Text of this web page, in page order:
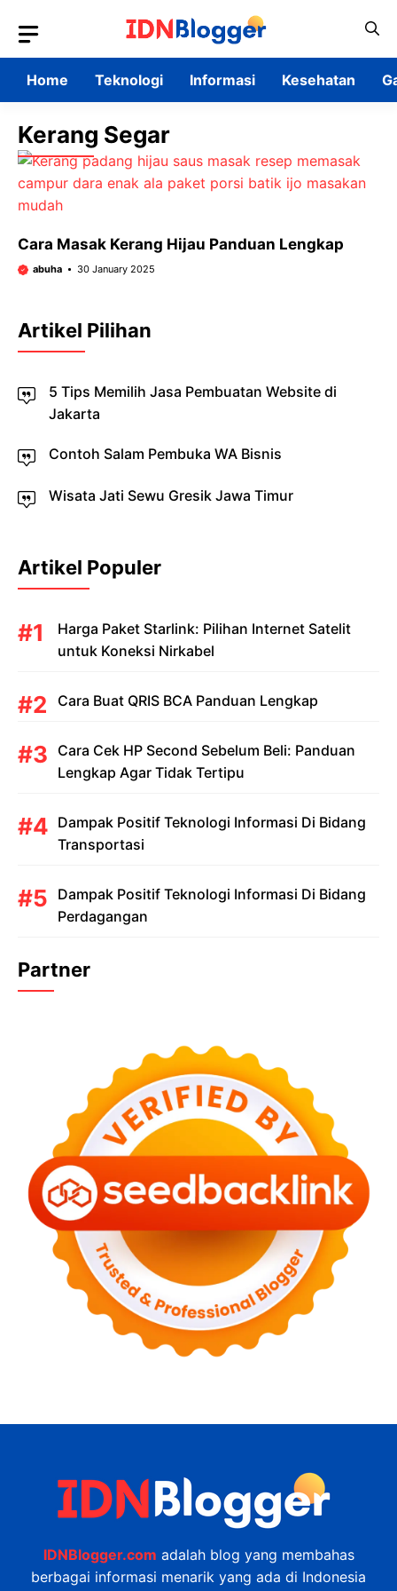
content
Home
Teknologi Informasi Kesehatan
Kerang Segar
Cara Masak Kerang Hijau Panduan Lengkap
abuha 30 January 2025
Artikel Pilihan
5 Tips Memilih Jasa Pembuatan Website di
Jakarta
Contoh Salam Pembuka WA Bisnis
Wisata Jati Sewu Gresik Jawa Timur
Artikel Populer
Harga Paket Starlink: Pilihan Internet Satelit
untuk Koneksi Nirkabel
Cara Buat QRIS BCA Panduan Lengkap
Cara Cek HP Second Sebelum Beli: Panduan
Lengkap Agar Tidak Tertipu
Dampak Positif Teknologi Informasi Di Bidang
Transportasi
Dampak Positif Teknologi Informasi Di Bidang
Perdagangan
Partner
IDNBlogger.com adalah blog yang membahas
berbagai informasi menarik yang ada di Indonesia